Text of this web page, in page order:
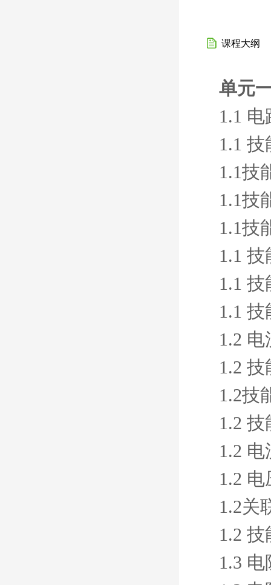
课程大纲
单元
1.1
1.1
1.1技
1.1技
1.1技
1.1
1.1
1.1
1.2
1.2
1.2技
1.2
1.2
1.2
1.2关
1.2
1.3